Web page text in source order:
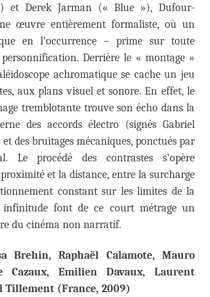
et Derek Jarman (« Blue »), Dufour-
œuvre entièrement formaliste, où un
en l’occurrence – prime sur toute
Derrière le « montage »
achromatique se cache un jeu
aux plans visuel et sonore. En effet, le
tremblotante trouve son écho dans la
des accords électro (signés Gabriel
des bruitages mécaniques, ponctués par
Le procédé des contrastes s’opère
et la distance, entre la surcharge
constant sur les limites de la
infinitude font de ce court métrage un
du cinéma non narratif.
Brehin, Raphaël Calamote, Mauro
Cazaux, Emilien Davaux, Laurent
Tillement (France, 2009)